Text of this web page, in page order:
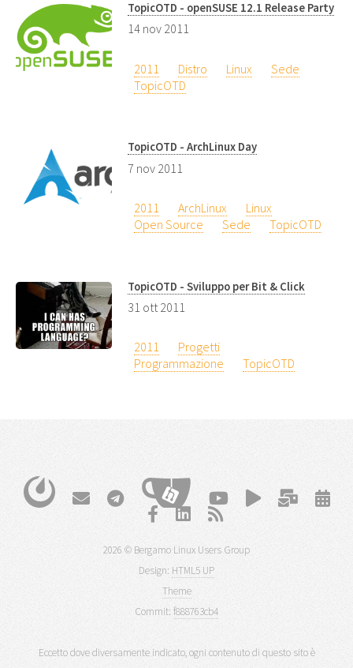
TopicOTD - openSUSE 12.1 Release Party
14 nov 2011
2011 Distro Linux
Sede
TopicOTD
TopicOTD - ArchLinux Day
7 nov 2011
2011 ArchLinux
Linux
Open Source
Sede TopicOTD
TopicOTD - Sviluppo per Bit & Click
31 ott 2011
2011
Progetti
Programmazione
TopicOTD
2026 © Bergamo Linux Users Group
Design: HTML5 UP
Theme
Commit: f888763cb4
Eccetto dove diversamente indicato, ogni contenuto di questo sito è